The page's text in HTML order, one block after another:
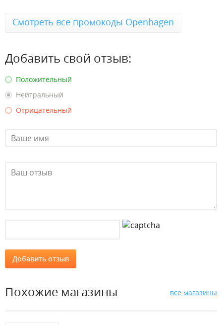
Смотреть все промокоды Openhagen
Добавить свой отзыв:
Положительный
Нейтральный
Отрицательный
Похожие магазины все магазины